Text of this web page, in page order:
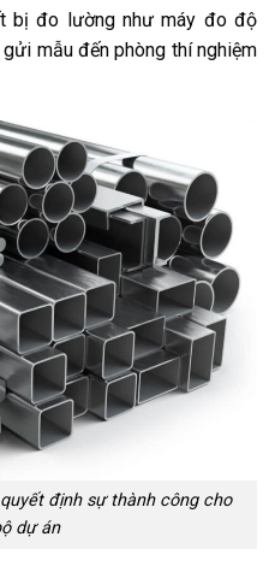
bị đo lường như máy đo độ
mẫu đến phòng thí nghiệm
định sự thành công cho
dự án